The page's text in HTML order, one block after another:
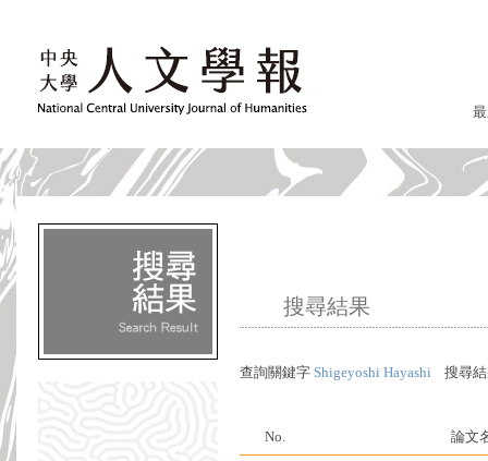
搜尋結果
查詢關鍵字 Shigeyoshi Hayashi 搜尋
No. 論文